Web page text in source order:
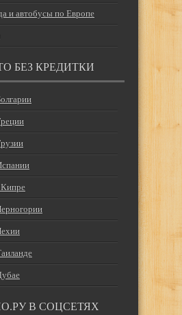
и автобусы по Европе
БЕЗ КРЕДИТКИ
Кипре
В СОЦСЕТЯХ